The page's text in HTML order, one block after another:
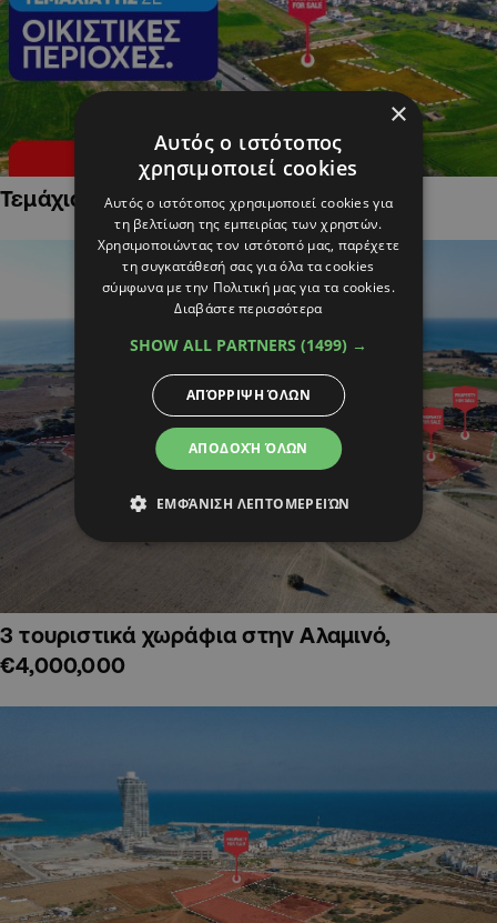
Τεμάχια Γης σε Οικιστικές Περιοχές
3 τουριστικά χωράφια στην Αλαμινό,
€4,000,000
×
Αυτός ο ιστότοπος
χρησιμοποιεί cookies
Αυτός ο ιστότοπος χρησιμοποιεί cookies για
τη βελτίωση της εμπειρίας των χρηστών.
Χρησιμοποιώντας τον ιστότοπό μας, παρέχετε
τη συγκατάθεσή σας για όλα τα cookies
σύμφωνα με την Πολιτική μας για τα cookies.
Διαβάστε περισσότερα
SHOW ALL PARTNERS (1499) →
ΑΠΟΔΟΧΉ ΌΛΩΝ
ΑΠΌΡΡΙΨΗ ΌΛΩΝ
ΕΜΦΆΝΙΣΗ ΛΕΠΤΟΜΕΡΕΙΏΝ